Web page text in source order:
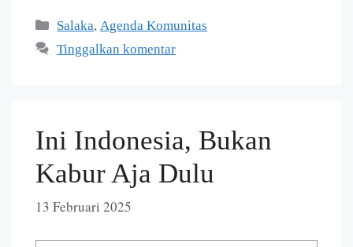
Salaka, Agenda Komunitas
Tinggalkan komentar
Ini Indonesia, Bukan
Kabur Aja Dulu
13 Februari 2025